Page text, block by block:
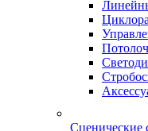
Сценические